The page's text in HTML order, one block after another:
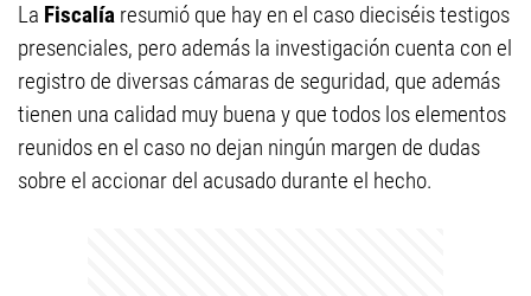
La Fiscalía resumió que hay en el caso dieciséis testigos
presenciales, pero además la investigación cuenta con el
registro de diversas cámaras de seguridad, que además
tienen una calidad muy buena y que todos los elementos
reunidos en el caso no dejan ningún margen de dudas
sobre el accionar del acusado durante el hecho.